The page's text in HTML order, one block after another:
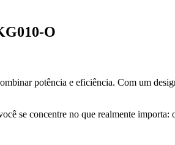
O
potência e eficiência. Com um
se concentre no que realmente